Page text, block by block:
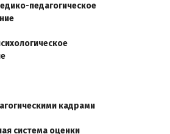
педагогическое
кадрами
система оценки